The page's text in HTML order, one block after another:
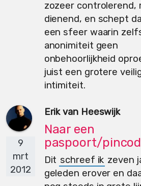
zozeer controlerend,
dienend, en schept
een sfeer waarin
anonimiteit geen
onbehoorlijkheid
juist een grotere
intimiteit.
9
mrt
2012
Erik van Heeswijk
Naar een
paspoort/
Dit schreef ik zeven
geleden erover en